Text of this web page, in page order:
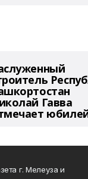
Гавва
г. Мелеуза и